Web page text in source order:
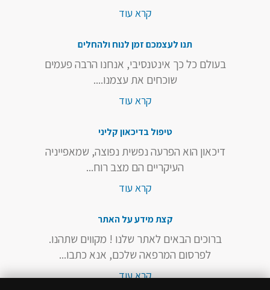
קרא עוד
תנו לעצמכם זמן לנוח ולהחלים
בעולם כל כך אינטנסיבי, אנחנו הרבה פעמים
שוכחים את עצמנו....
קרא עוד
טיפול בדיכאון קליני
דיכאון הוא הפרעה נפשית נפוצה, שמאפייניה
העיקריים הם מצב רוח...
קרא עוד
קצת מידע על האתר
ברוכים הבאים לאתר שלנו ! מקווים שתהנו.
לפרסום המרפאה שלכם, אנא כתבו...
קרא עוד